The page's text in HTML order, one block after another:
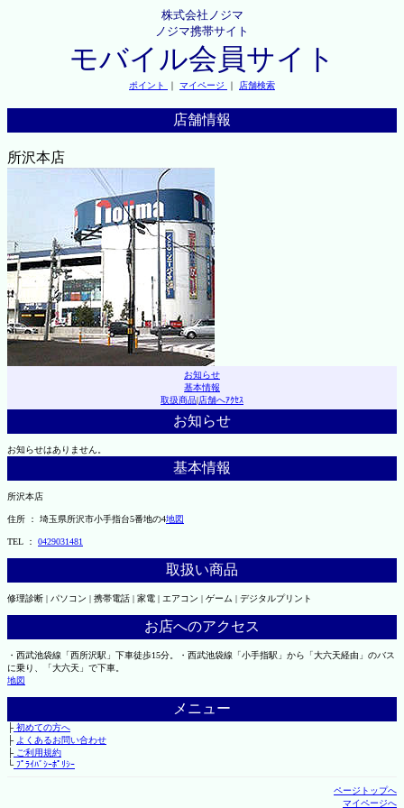
株式会社ノジマ
ノジマ携帯サイト
モバイル会員サイト
ポイント ｜ マイページ ｜ 店舗検索
店舗情報
所沢本店
お知らせ
基本情報
取扱商品|店舗へｱｸｾｽ
お知らせ
お知らせはありません。
基本情報
所沢本店
住所 ： 埼玉県所沢市小手指台5番地の4地図
TEL ： 0429031481
取扱い商品
修理診断 | パソコン | 携帯電話 | 家電 | エアコン | ゲーム | デジタルプリント
お店へのアクセス
・西武池袋線「西所沢駅」下車徒歩15分。・西武池袋線「小手指駅」から「大六天経由」のバス
に乗り、「大六天」で下車。
地図
メニュー
├初めての方へ
├ よくあるお問い合わせ
├ご利用規約
└ﾌﾟﾗｲﾊﾞｼｰﾎﾟﾘｼｰ
ページトップへ
マイページへ